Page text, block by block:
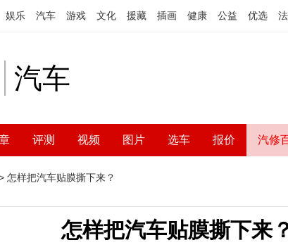
娱乐 汽车 游戏 文化 援藏 插画 健康 公益 优选
汽车
评测 视频 图片 选车 报价 汽修
怎样把汽车贴膜撕下来？
怎样把汽车贴膜撕下来